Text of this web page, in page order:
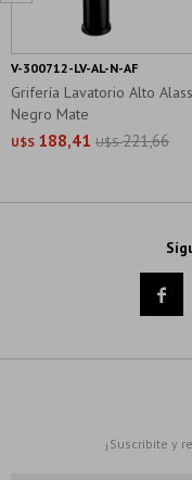
Grifería Lavatorio Alto
Negro Mate
U$S 188,41 U$S 221,66
V-300712-LV-AL-N-AF

¡Suscribite y